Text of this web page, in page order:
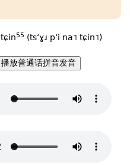
tɕin55 (tsʻɣɹ pʻi na˥ tɕin˥)
播放普通话拼音发音